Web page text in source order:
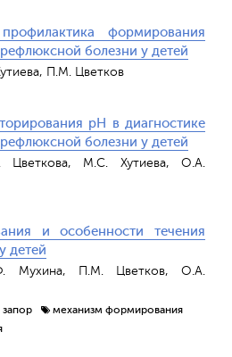
формирования
болезни у детей
П.М. Цветков
рН в диагностике
болезни у детей
Цветкова, М.С. Хутиева, О.А.
и особенности течения
детей
Мухина, П.М. Цветков, О.А.
механизм формирования